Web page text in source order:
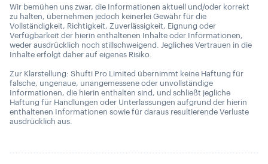
Wir bemühen uns zwar, die Informationen aktuell und/oder korrekt
zu halten, übernehmen jedoch keinerlei Gewähr für die
Vollständigkeit, Richtigkeit, Zuverlässigkeit, Eignung oder
Verfügbarkeit der hierin enthaltenen Inhalte oder Informationen,
weder ausdrücklich noch stillschweigend. Jegliches Vertrauen in die
Inhalte erfolgt daher auf eigenes Risiko.
Zur Klarstellung: Shufti Pro Limited übernimmt keine Haftung für
falsche, ungenaue, unangemessene oder unvollständige
Informationen, die hierin enthalten sind, und schließt jegliche
Haftung für Handlungen oder Unterlassungen aufgrund der hierin
enthaltenen Informationen sowie für daraus resultierende Verluste
ausdrücklich aus.